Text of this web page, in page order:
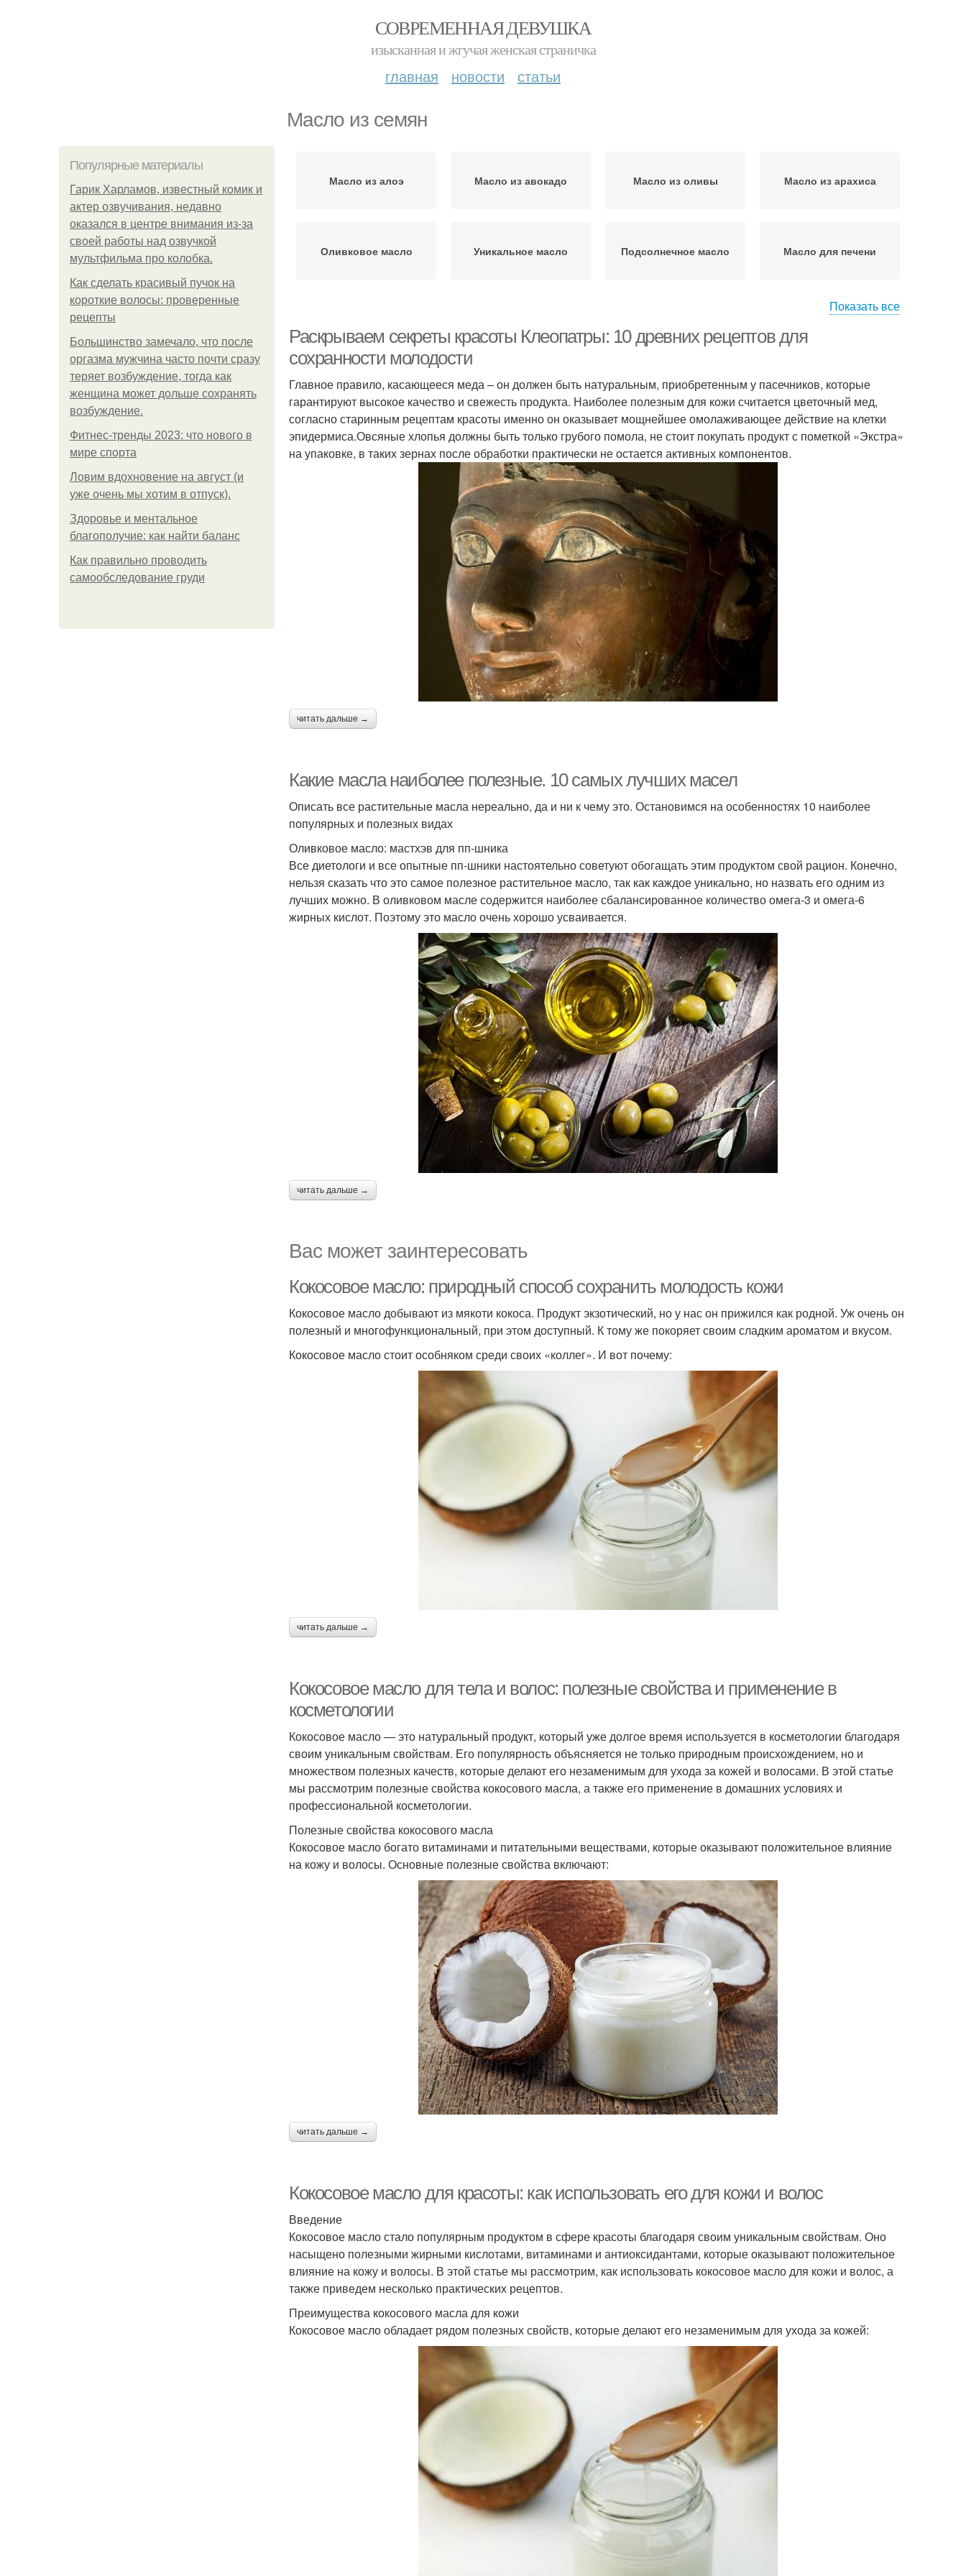
СОВРЕМЕННАЯ ДЕВУШКА
изысканная и жгучая женская страничка
главная новости статьи
Масло из семян
Популярные материалы
Гарик Харламов, известный комик и
актер озвучивания, недавно
оказался в центре внимания из-за
своей работы над озвучкой
мультфильма про колобка.
Как сделать красивый пучок на
короткие волосы: проверенные
рецепты
Большинство замечало, что после
оргазма мужчина часто почти сразу
теряет возбуждение, тогда как
женщина может дольше сохранять
возбуждение.
Фитнес-тренды 2023: что нового в
мире спорта
Ловим вдохновение на август (и
уже очень мы хотим в отпуск).
Здоровье и ментальное
благополучие: как найти баланс
Как правильно проводить
самообследование груди
Масло из алоэ Масло из авокадо Масло из оливы Масло из арахиса
Оливковое масло Уникальное масло Подсолнечное масло Масло для печени
Растительные масла Масло для кожи Масла по полезности
Показать все
Раскрываем секреты красоты Клеопатры: 10 древних рецептов для
сохранности молодости
Главное правило, касающееся меда – он должен быть натуральным, приобретенным у пасечников, которые
гарантируют высокое качество и свежесть продукта. Наиболее полезным для кожи считается цветочный мед,
согласно старинным рецептам красоты именно он оказывает мощнейшее омолаживающее действие на клетки
эпидермиса.Овсяные хлопья должны быть только грубого помола, не стоит покупать продукт с пометкой «Экстра»
на упаковке, в таких зернах после обработки практически не остается активных компонентов.
читать дальше →
Какие масла наиболее полезные. 10 самых лучших масел
Описать все растительные масла нереально, да и ни к чему это. Остановимся на особенностях 10 наиболее
популярных и полезных видах
Оливковое масло: мастхэв для пп-шника
Все диетологи и все опытные пп-шники настоятельно советуют обогащать этим продуктом свой рацион. Конечно,
нельзя сказать что это самое полезное растительное масло, так как каждое уникально, но назвать его одним из
лучших можно. В оливковом масле содержится наиболее сбалансированное количество омега-3 и омега-6
жирных кислот. Поэтому это масло очень хорошо усваивается.
читать дальше →
Вас может заинтересовать
Кокосовое масло: природный способ сохранить молодость кожи
Кокосовое масло добывают из мякоти кокоса. Продукт экзотический, но у нас он прижился как родной. Уж очень он
полезный и многофункциональный, при этом доступный. К тому же покоряет своим сладким ароматом и вкусом.
Кокосовое масло стоит особняком среди своих «коллег». И вот почему:
читать дальше →
Кокосовое масло для тела и волос: полезные свойства и применение в
косметологии
Кокосовое масло — это натуральный продукт, который уже долгое время используется в косметологии благодаря
своим уникальным свойствам. Его популярность объясняется не только природным происхождением, но и
множеством полезных качеств, которые делают его незаменимым для ухода за кожей и волосами. В этой статье
мы рассмотрим полезные свойства кокосового масла, а также его применение в домашних условиях и
профессиональной косметологии.
Полезные свойства кокосового масла
Кокосовое масло богато витаминами и питательными веществами, которые оказывают положительное влияние
на кожу и волосы. Основные полезные свойства включают:
читать дальше →
Кокосовое масло для красоты: как использовать его для кожи и волос
Введение
Кокосовое масло стало популярным продуктом в сфере красоты благодаря своим уникальным свойствам. Оно
насыщено полезными жирными кислотами, витаминами и антиоксидантами, которые оказывают положительное
влияние на кожу и волосы. В этой статье мы рассмотрим, как использовать кокосовое масло для кожи и волос, а
также приведем несколько практических рецептов.
Преимущества кокосового масла для кожи
Кокосовое масло обладает рядом полезных свойств, которые делают его незаменимым для ухода за кожей: